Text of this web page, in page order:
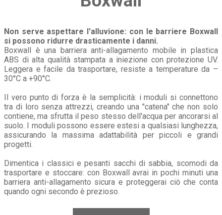
Non serve aspettare l'alluvione: con le barriere Boxwall
si possono ridurre drasticamente i danni.
Boxwall è una barriera anti-allagamento mobile in plastica
ABS di alta qualità stampata a iniezione con protezione UV.
Leggera e facile da trasportare, resiste a temperature da –
30°C a +90°C.
Il vero punto di forza è la semplicità: i moduli si connettono
tra di loro senza attrezzi, creando una "catena" che non solo
contiene, ma sfrutta il peso stesso dell'acqua per ancorarsi al
suolo. I moduli possono essere estesi a qualsiasi lunghezza,
assicurando la massima adattabilità per piccoli e grandi
progetti.
Dimentica i classici e pesanti sacchi di sabbia, scomodi da
trasportare e stoccare: con Boxwall avrai in pochi minuti una
barriera anti-allagamento sicura e proteggerai ciò che conta
quando ogni secondo è prezioso.